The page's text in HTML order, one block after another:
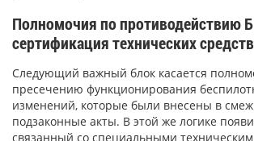
Полномочия по противодействию
сертификация технических средств
Следующий важный блок касается
пресечению функционирования
изменений, которые были внесены в
подзаконные акты. В этой же логике
связанный со специальными